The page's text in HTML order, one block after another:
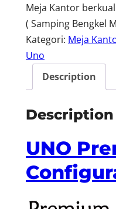
Meja Kantor
( Samping Bengkel
Kategori: Meja
Uno
Description
Description
UNO